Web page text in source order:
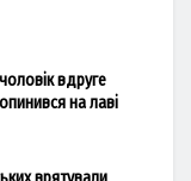
вдруге
на лаві